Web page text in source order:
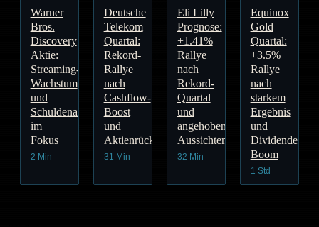
Warner
Bros.
Discovery
Aktie:
Streaming-
Wachstum
und
Schuldenabbau
im
Fokus
2 Min
Deutsche
Telekom
Quartal:
Rekord-
Rallye
nach
Cashflow-
Boost
und
Aktienrückkauf
31 Min
Eli Lilly
Prognose:
+1.41%
Rallye
nach
Rekord-
Quartal
und
angehobenen
Aussichten
32 Min
Equinox
Gold
Quartal:
+3.5%
Rallye
nach
starkem
Ergebnis
und
Dividenden-
Boom
1 Std